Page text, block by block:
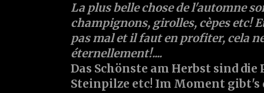
La plus belle chose de l'automne
champignons, girolles, cèpes etc!
pas mal et il faut en profiter, cela
éternellement!....
Das Schönste am Herbst sind
Steinpilze etc! Im Moment gibt's